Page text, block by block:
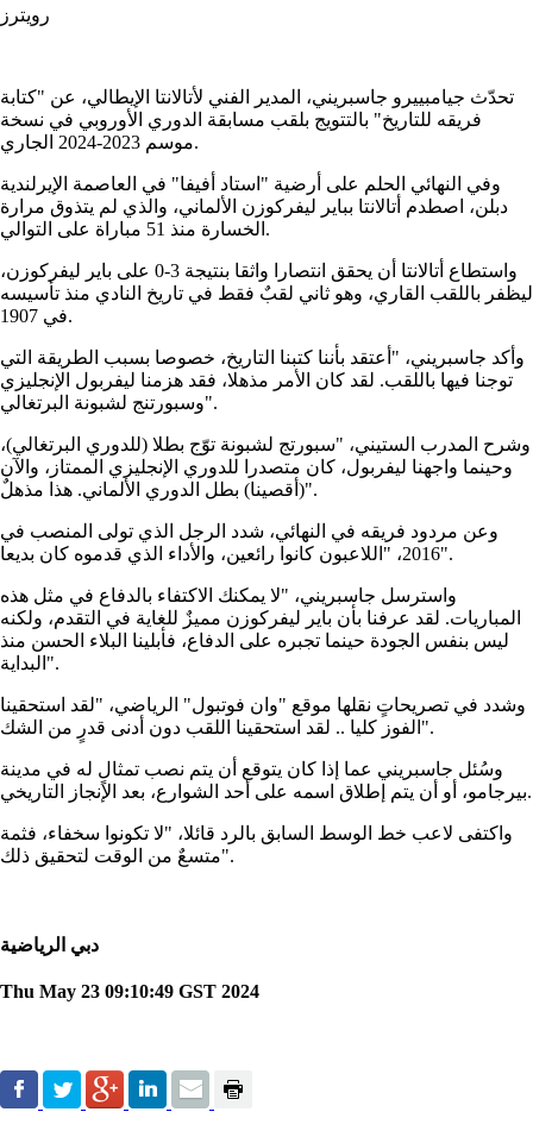
رويترز
تحدّث جيامبييرو جاسبريني، المدير الفني لأتالانتا الإيطالي، عن "كتابة
فريقه للتاريخ" بالتتويج بلقب مسابقة الدوري الأوروبي في نسخة
موسم 2023-2024 الجاري.
وفي النهائي الحلم على أرضية "استاد أفيفا" في العاصمة الإيرلندية
دبلن، اصطدم أتالانتا بباير ليفركوزن الألماني، والذي لم يتذوق مرارة
الخسارة منذ 51 مباراة على التوالي.
واستطاع أتالانتا أن يحقق انتصارا واثقا بنتيجة 3-0 على باير ليفركوزن،
ليظفر باللقب القاري، وهو ثاني لقبٌ فقط في تاريخ النادي منذ تأسيسه
في 1907.
وأكد جاسبريني، "أعتقد بأننا كتبنا التاريخ، خصوصا بسبب الطريقة التي
توجنا فيها باللقب. لقد كان الأمر مذهلا، فقد هزمنا ليفربول الإنجليزي
وسبورتنج لشبونة البرتغالي".
وشرح المدرب الستيني، "سبورتج لشبونة توّج بطلا (للدوري البرتغالي)،
وحينما واجهنا ليفربول، كان متصدرا للدوري الإنجليزي الممتاز، والآن
(أقصينا) بطل الدوري الألماني. هذا مذهلٌ".
وعن مردود فريقه في النهائي، شدد الرجل الذي تولى المنصب في
2016، "اللاعبون كانوا رائعين، والأداء الذي قدموه كان بديعا".
واسترسل جاسبريني، "لا يمكنك الاكتفاء بالدفاع في مثل هذه
المباريات. لقد عرفنا بأن باير ليفركوزن مميزٌ للغاية في التقدم، ولكنه
ليس بنفس الجودة حينما تجبره على الدفاع، فأبلينا البلاء الحسن منذ
البداية".
وشدد في تصريحاتٍ نقلها موقع "وان فوتبول" الرياضي، "لقد استحقينا
الفوز كليا .. لقد استحقينا اللقب دون أدنى قدرٍ من الشك".
وسُئل جاسبريني عما إذا كان يتوقع أن يتم نصب تمثالٍ له في مدينة
بيرجامو، أو أن يتم إطلاق اسمه على أحد الشوارع، بعد الإنجاز التاريخي.
واكتفى لاعب خط الوسط السابق بالرد قائلا، "لا تكونوا سخفاء، فثمة
متسعٌ من الوقت لتحقيق ذلك".
دبي الرياضية
Thu May 23 09:10:49 GST 2024